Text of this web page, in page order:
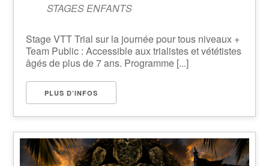
STAGES ENFANTS
Stage VTT Trial sur la journée pour tous niveaux +
Team Public : Accessible aux trialistes et vététistes
âgés de plus de 7 ans. Programme [...]
PLUS D’INFOS